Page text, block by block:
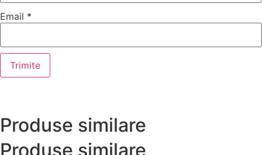
Email *
Produse similare
Produse similare